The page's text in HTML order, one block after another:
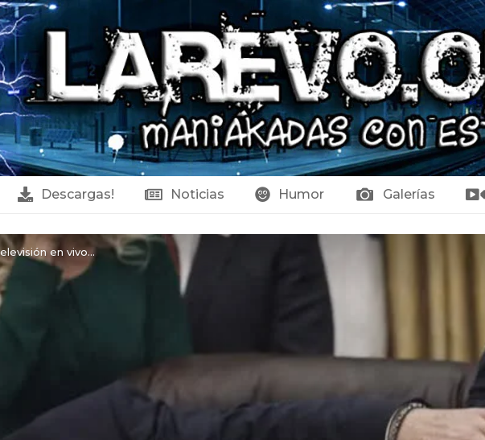
Descargas! Noticias Humor Galerías
en vivo...